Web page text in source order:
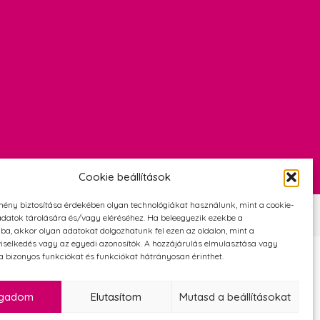
Cookie beállítások
biztosítása érdekében olyan technológiákat használunk, mint a cookie-
tárolására és/vagy eléréséhez. Ha beleegyezik ezekbe a
akkor olyan adatokat dolgozhatunk fel ezen az oldalon, mint a
vagy az egyedi azonosítók. A hozzájárulás elmulasztása vagy
bizonyos funkciókat és funkciókat hátrányosan érinthet.
Elutasítom Mutasd a beállításokat
FeltételekAdatvédelmi és cookie tájékoztató